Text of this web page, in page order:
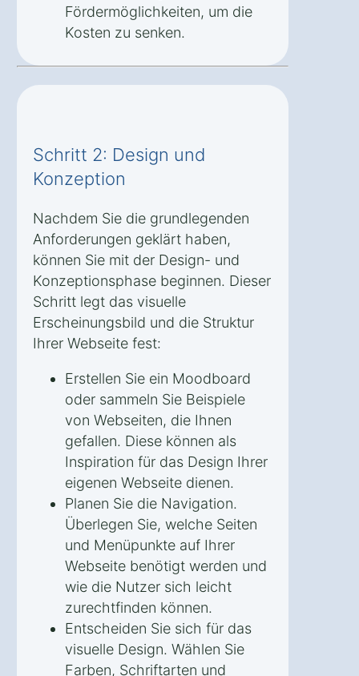
Fördermöglichkeiten, um die
Kosten zu senken.
Schritt 2: Design und
Konzeption
Nachdem Sie die grundlegenden
Anforderungen geklärt haben,
können Sie mit der Design- und
Konzeptionsphase beginnen. Dieser
Schritt legt das visuelle
Erscheinungsbild und die Struktur
Ihrer Webseite fest:
Erstellen Sie ein Moodboard
oder sammeln Sie Beispiele
von Webseiten, die Ihnen
gefallen. Diese können als
Inspiration für das Design Ihrer
eigenen Webseite dienen.
Planen Sie die Navigation.
Überlegen Sie, welche Seiten
und Menüpunkte auf Ihrer
Webseite benötigt werden und
wie die Nutzer sich leicht
zurechtfinden können.
Entscheiden Sie sich für das
visuelle Design. Wählen Sie
Farben, Schriftarten und